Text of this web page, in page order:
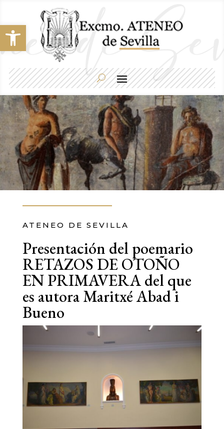
Abrir barra de herramientas
ATENEO DE SEVILLA
Presentación del poemario
RETAZOS DE OTOÑO
EN PRIMAVERA del que
es autora Maritxé Abad i
Bueno